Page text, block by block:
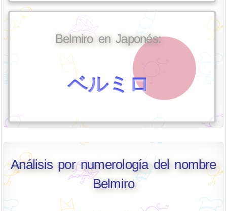
Belmiro en Japonés:
ベルミロ
Análisis por numerología del nombre
Belmiro